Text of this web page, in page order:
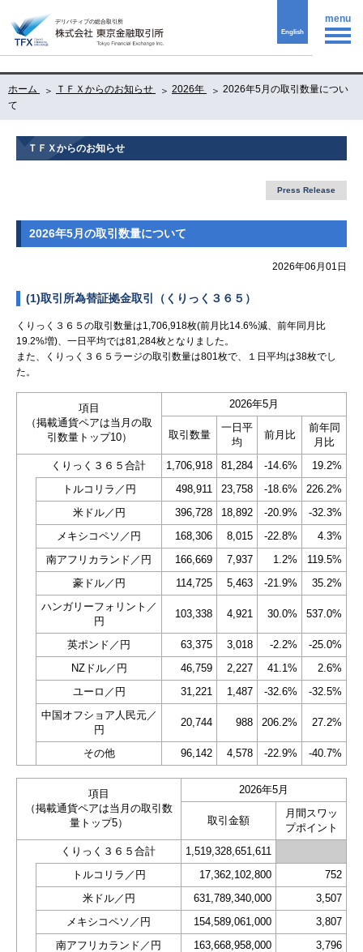
English
ホーム ＴＦＸからのお知らせ 2026年
2026年5月の取引数量につい
て
ＴＦＸからのお知らせ
Press Release
2026年5月の取引数量について
2026年06月01日
(1)取引所為替証拠金取引（くりっく３６５）
くりっく３６５の取引数量は1,706,918枚(前月比14.6%減、前年同月比
19.2%増)、一日平均では81,284枚となりました。
また、くりっく３６５ラージの取引数量は801枚で、１日平均は38枚でし
た。
項目
（掲載通貨ペアは当月の取
引数量トップ10）
2026年5月
取引数量
一日平
均
前月比
前年同
月比
くりっく３６５合計
1,706,918 81,284 -14.6%
19.2%
トルコリラ／円
498,911 23,758 -18.6%
226.2%
米ドル／円
396,728 18,892 -20.9%
-32.3%
メキシコペソ／円
168,306 8,015 -22.8%
4.3%
南アフリカランド／円
166,669 7,937 1.2%
119.5%
豪ドル／円
114,725 5,463 -21.9%
35.2%
ハンガリーフォリント／
円
103,338 4,921 30.0% 537.0%
英ポンド／円 63,375 3,018 -2.2%
-25.0%
NZドル／円
46,759 2,227 41.1%
2.6%
ユーロ／円
31,221 1,487 -32.6%
-32.5%
中国オフショア人民元／
円
20,744 988 206.2% 27.2%
その他 96,142 4,578 -22.9% -40.7%
項目
（掲載通貨ペアは当月の取引数
量トップ5）
2026年5月
取引金額
月間スワッ
プポイント
くりっく３６５合計
1,519,328,651,611
トルコリラ／円
17,362,102,800
752
米ドル／円
631,789,340,000
3,507
メキシコペソ／円
154,589,061,000
3,807
南アフリカランド／円
163,668,958,000
3,796
menu